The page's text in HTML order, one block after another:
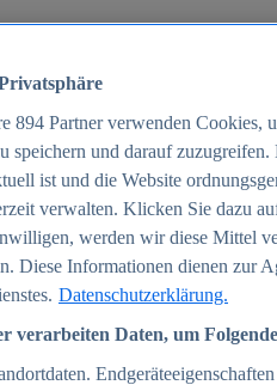
894 Partner verwenden Cookies,
speichern und darauf
ist und die Website
verwalten. Klicken Sie dazu
werden wir diese Mittel
Diese Informationen dienen zur
Datenschutzerklärung.
verarbeiten Daten, um